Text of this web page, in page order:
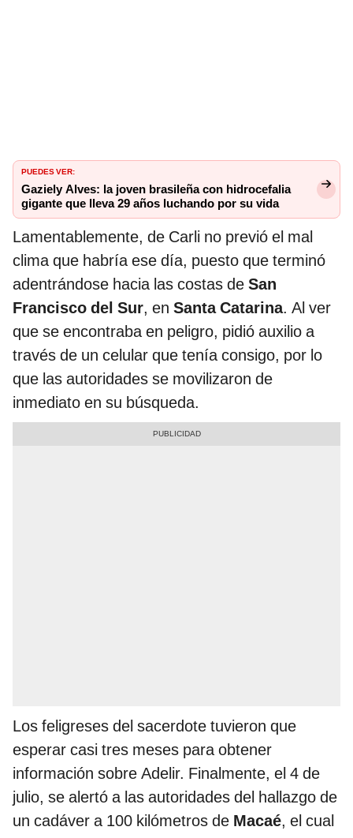
PUEDES VER:
Gaziely Alves: la joven brasileña con hidrocefalia
gigante que lleva 29 años luchando por su vida
Lamentablemente, de Carli no previó el mal
clima que habría ese día, puesto que terminó
adentrándose hacia las costas de San
Francisco del Sur, en Santa Catarina. Al ver
que se encontraba en peligro, pidió auxilio a
través de un celular que tenía consigo, por lo
que las autoridades se movilizaron de
inmediato en su búsqueda.
Los feligreses del sacerdote tuvieron que
esperar casi tres meses para obtener
información sobre Adelir. Finalmente, el 4 de
julio, se alertó a las autoridades del hallazgo de
un cadáver a 100 kilómetros de Macaé, el cual